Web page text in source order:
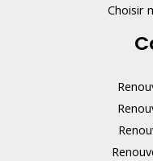
Choisir